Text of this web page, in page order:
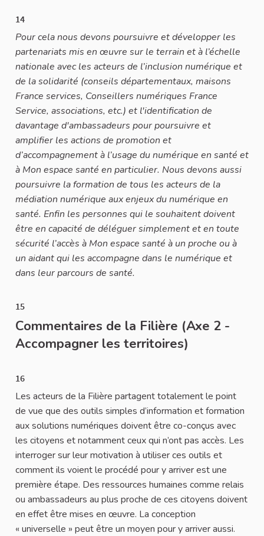
14
Pour cela nous devons poursuivre et développer les
partenariats mis en œuvre sur le terrain et à l’échelle
nationale avec les acteurs de l’inclusion numérique et
de la solidarité (conseils départementaux, maisons
France services, Conseillers numériques France
Service, associations, etc.) et l'identification de
davantage d'ambassadeurs pour poursuivre et
amplifier les actions de promotion et
d’accompagnement à l’usage du numérique en santé et
à Mon espace santé en particulier. Nous devons aussi
poursuivre la formation de tous les acteurs de la
médiation numérique aux enjeux du numérique en
santé. Enfin les personnes qui le souhaitent doivent
être en capacité de déléguer simplement et en toute
sécurité l’accès à Mon espace santé à un proche ou à
un aidant qui les accompagne dans le numérique et
dans leur parcours de santé.
15
Commentaires de la Filière (Axe 2 -
Accompagner les territoires)
16
Les acteurs de la Filière partagent totalement le point
de vue que des outils simples d’information et formation
aux solutions numériques doivent être co-conçus avec
les citoyens et notamment ceux qui n’ont pas accès. Les
interroger sur leur motivation à utiliser ces outils et
comment ils voient le procédé pour y arriver est une
première étape. Des ressources humaines comme relais
ou ambassadeurs au plus proche de ces citoyens doivent
en effet être mises en œuvre. La conception
« universelle » peut être un moyen pour y arriver aussi.